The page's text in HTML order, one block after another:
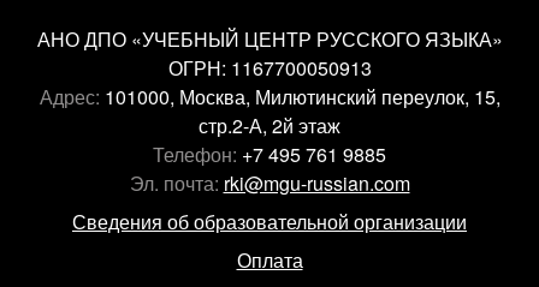
АНО ДПО «УЧЕБНЫЙ ЦЕНТР РУССКОГО ЯЗЫКА»
ОГРН: 1167700050913
Адрес: 101000, Москва, Милютинский переулок, 15,
стр.2-А, 2й этаж
Телефон: +7 495 761 9885
Эл. почта: rki@mgu-russian.com
Сведения об образовательной организации
Оплата